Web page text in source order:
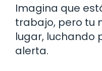
Imagina que
trabajo, pero tu
lugar, luchando
alerta.